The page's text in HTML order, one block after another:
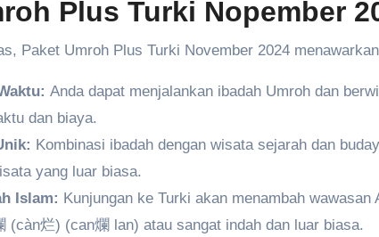
Plus Turki Nopember
Paket Umroh Plus Turki November 2024
Anda dapat menjalankan ibadah Umroh dan
dan biaya.
Kombinasi ibadah dengan wisata sejarah dan
yang luar biasa.
Islam: Kunjungan ke Turki akan menambah
(càn烂) (can爛 lan) atau sangat indah dan luar biasa.